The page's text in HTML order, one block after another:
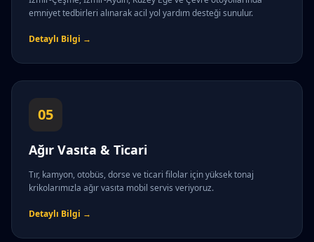
emniyet tedbirleri alınarak acil yol yardım desteği sunulur.
Detaylı Bilgi →
05
Ağır Vasıta & Ticari
Tır, kamyon, otobüs, dorse ve ticari filolar için yüksek tonaj
krikolarımızla ağır vasıta mobil servis veriyoruz.
Detaylı Bilgi →